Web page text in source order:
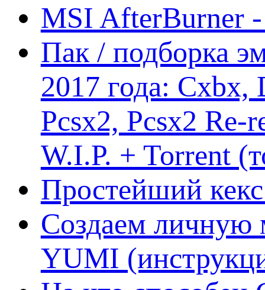
MSI AfterBurner
Пак / подборка
2017 года:
Pcsx2, Pcsx2
W.I.P. + Torrent
Простейший кекс
Создаем личную
YUMI